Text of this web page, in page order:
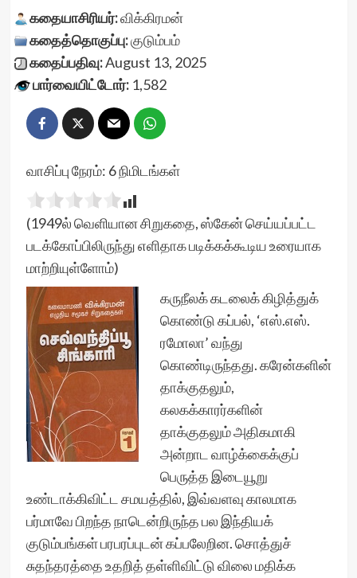
கதையாசிரியர்:விக்கிரமன்
கதைத்தொகுப்பு:குடும்பம்
கதைப்பதிவு:August 13, 2025
பார்வையிட்டோர்:1,582
வாசிப்பு நேரம்: 6நிமிடங்கள்
(1949ல் வெளியான சிறுகதை, ஸ்கேன் செய்யப்பட்ட
படக்கோப்பிலிருந்து எளிதாக படிக்கக்கூடிய உரையாக
மாற்றியுள்ளோம்)
கருநீலக் கடலைக் கிழித்துக்
கொண்டு கப்பல், ‘எஸ்.எஸ்.
ரமோலா’ வந்து
கொண்டிருந்தது. கரேன்களின்
தாக்குதலும்,
கலகக்காரர்களின்
தாக்குதலும் அதிகமாகி
அன்றாட வாழ்க்கைக்குப்
பெருத்த இடையூறு
உண்டாக்கிவிட்ட சமயத்தில், இவ்வளவு காலமாக
பர்மாவே பிறந்த நாடென்றிருந்த பல இந்தியக்
குடும்பங்கள் பரபரப்புடன் கப்பலேறின. சொத்துச்
சுதந்தரத்தை உதறித் தள்ளிவிட்டு விலை மதிக்க